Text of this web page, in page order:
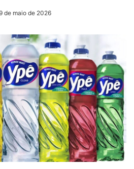
de maio de 2026